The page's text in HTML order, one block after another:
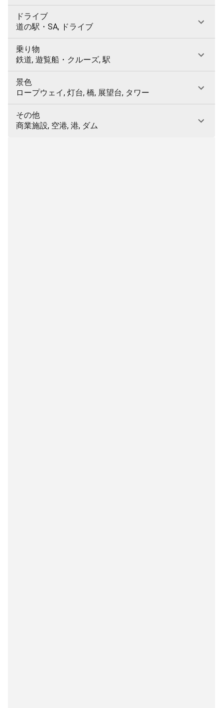
ドライブ
道の駅・SA, ドライブ
乗り物
鉄道, 遊覧船・クルーズ, 駅
景色
ロープウェイ, 灯台, 橋, 展望台, タワー
その他
商業施設, 空港, 港, ダム